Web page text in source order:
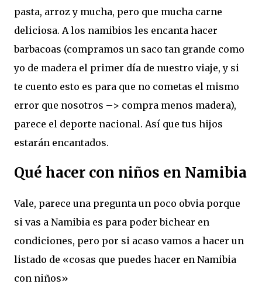
pasta, arroz y mucha, pero que mucha carne
deliciosa. A los namibios les encanta hacer
barbacoas (compramos un saco tan grande como
yo de madera el primer día de nuestro viaje, y si
te cuento esto es para que no cometas el mismo
error que nosotros –> compra menos madera),
parece el deporte nacional. Así que tus hijos
estarán encantados.
Qué hacer con niños en Namibia
Vale, parece una pregunta un poco obvia porque
si vas a Namibia es para poder bichear en
condiciones, pero por si acaso vamos a hacer un
listado de «cosas que puedes hacer en Namibia
con niños»